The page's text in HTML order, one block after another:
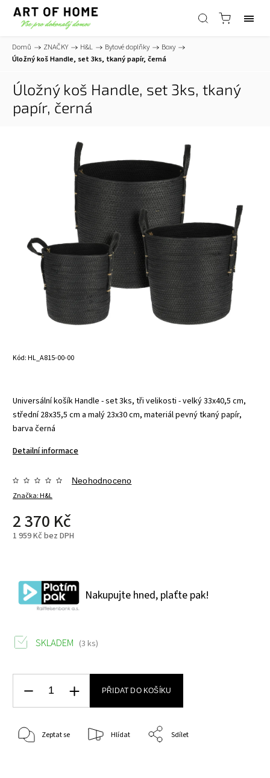
Domů / ZNAČKY / H&L / Bytové doplňky / Boxy /
Úložný koš Handle, set 3ks, tkaný papír, černá
Úložný koš Handle, set 3ks, tkaný
papír, černá
Kód:HL_A815-00-00
Universální košík Handle - set 3ks, tři velikosti - velký 33x40,5 cm,
střední 28x35,5 cm a malý 23x30 cm, materiál pevný tkaný papír,
barva černá
Detailní informace
Značka:H&L
Neohodnoceno
2 370 Kč
1 959 Kč bez DPH
Nakupujte hned, plaťte pak!
SKLADEM (3 ks)
PŘIDAT DO KOŠÍKU
Zeptat se Hlídat Sdílet